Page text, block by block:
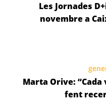
Les Jornades
novembre a
Marta Orive: “Cada
fent